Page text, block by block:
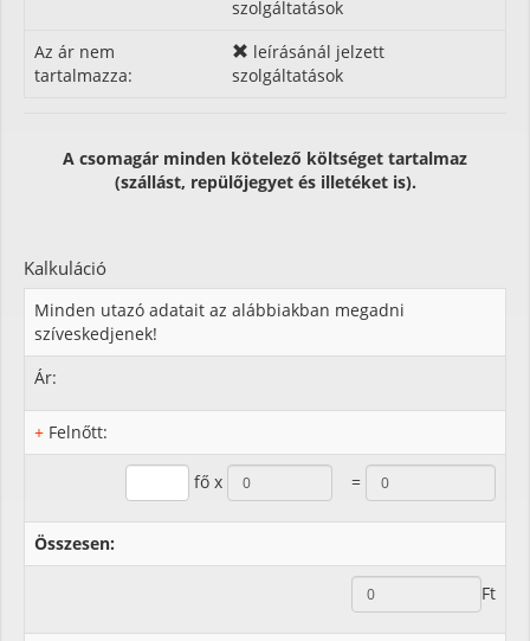
szolgáltatások
Az ár nem
tartalmazza:
leírásánál jelzett
szolgáltatások
A csomagár minden kötelező költséget tartalmaz
(szállást, repülőjegyet és illetéket is).
Kalkuláció
Minden utazó adatait az alábbiakban megadni
szíveskedjenek!
Ár:
+ Felnőtt:
fő x =
Összesen:
Ft